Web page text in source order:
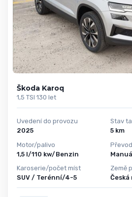
Škoda Karoq
1,5 TSI 130 let
Uvedení do provozu
2025
Motor/palivo
1,5 l/110 kw/Benzin
Karoserie/počet míst
SUV / Terénní/4-5
Stav
5 km
Země
Česká